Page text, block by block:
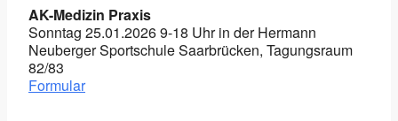
AK-Medizin Praxis
Sonntag 25.01.2026 9-18 Uhr in der Hermann
Neuberger Sportschule Saarbrücken, Tagungsraum
82/83
Formular